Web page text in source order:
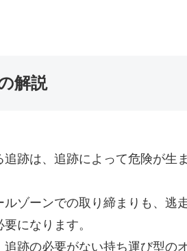
解説
追跡は、追跡によって危険が生
ルゾーンでの取り締まりも、逃
になります。
跡の必要がない持ち運び型の